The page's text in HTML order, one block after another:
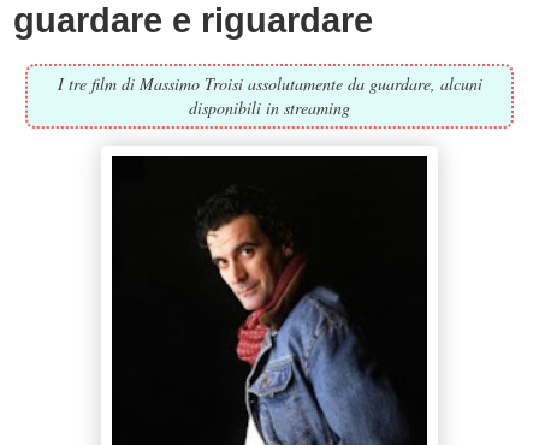
guardare e riguardare
I tre film di Massimo Troisi assolutamente da guardare, alcuni
disponibili in streaming